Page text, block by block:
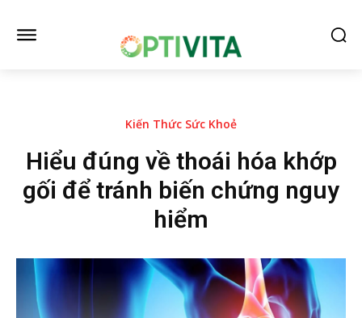
Kiến Thức Sức Khoẻ
Hiểu đúng về thoái hóa khớp
gối để tránh biến chứng nguy
hiểm